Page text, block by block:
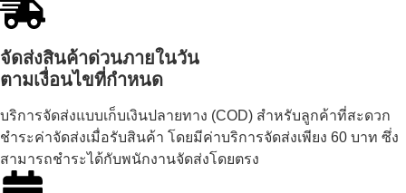
จัดส่งสินค้าด่วนภายในวัน
ตามเงื่อนไขที่กำหนด
บริการจัดส่งแบบเก็บเงินปลายทาง (COD) สำหรับลูกค้าที่สะดวก
ชำระค่าจัดส่งเมื่อรับสินค้า โดยมีค่าบริการจัดส่งเพียง 60 บาท ซึ่ง
สามารถชำระได้กับพนักงานจัดส่งโดยตรง